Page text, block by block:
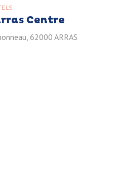
Centre
62000 ARRAS